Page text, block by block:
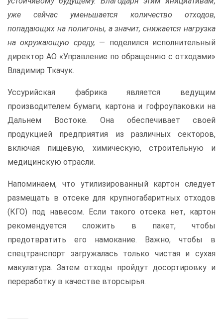
уже сейчас уменьшается количество отходов,
попадающих на полигоны, а значит, снижается нагрузка
на окружающую среду, — поделился исполнительный
директор АО «Управление по обращению с отходами»
Владимир Ткачук.
Уссурийская фабрика является ведущим
производителем бумаги, картона и гофроупаковки на
Дальнем Востоке. Она обеспечивает своей
продукцией предприятия из различных секторов,
включая пищевую, химическую, строительную и
медицинскую отрасли.
Напоминаем, что утилизированный картон следует
размещать в отсеке для крупногабаритных отходов
(КГО) под навесом. Если такого отсека нет, картон
рекомендуется сложить в пакет, чтобы
предотвратить его намокание. Важно, чтобы в
спецтранспорт загружалась только чистая и сухая
макулатура. Затем отходы пройдут досортировку и
переработку в качестве вторсырья.